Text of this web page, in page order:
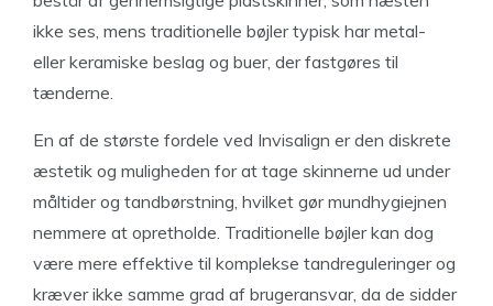
ikke ses, mens traditionelle bøjler typisk har metal-
eller keramiske beslag og buer, der fastgøres til
tænderne.
En af de største fordele ved Invisalign er den diskrete
æstetik og muligheden for at tage skinnerne ud under
måltider og tandbørstning, hvilket gør mundhygiejnen
nemmere at opretholde. Traditionelle bøjler kan dog
være mere effektive til komplekse tandreguleringer og
kræver ikke samme grad af brugeransvar, da de sidder